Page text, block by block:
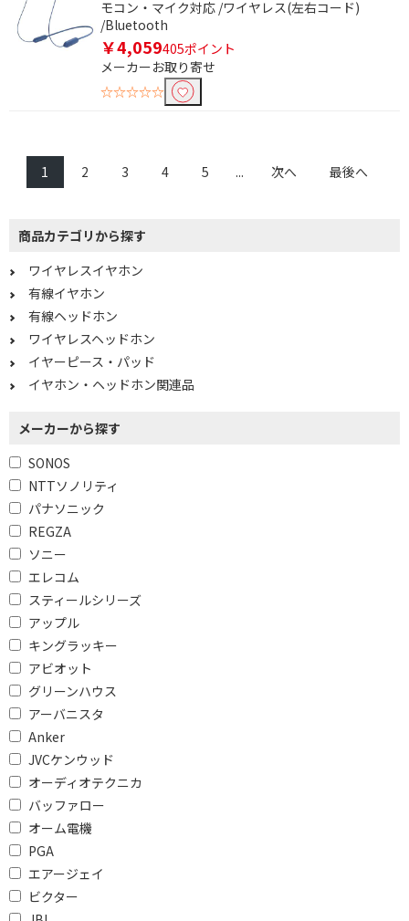
モコン・マイク対応 /ワイヤレス(左右コード)
/Bluetooth
￥4,059405ポイント
メーカーお取り寄せ
☆☆☆☆☆
1 2 3 4 5 ... 次へ 最後へ
商品カテゴリから探す
ワイヤレスイヤホン
有線イヤホン
有線ヘッドホン
ワイヤレスヘッドホン
イヤーピース・パッド
イヤホン・ヘッドホン関連品
メーカーから探す
SONOS
NTTソノリティ
パナソニック
REGZA
ソニー
エレコム
スティールシリーズ
アップル
キングラッキー
アビオット
グリーンハウス
アーバニスタ
Anker
JVCケンウッド
オーディオテクニカ
バッファロー
オーム電機
PGA
エアージェイ
ビクター